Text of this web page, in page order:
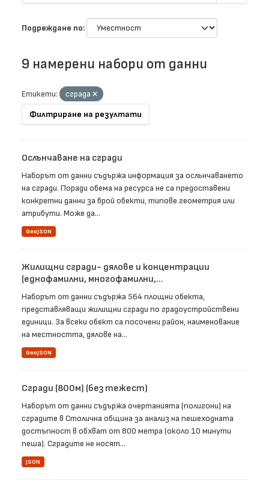
Подреждане по
9 намерени набори от данни
Етикети:
сграда
Филтриране на резултати
Ослънчаване на сгради
Наборът от данни съдържа информация за ослънчаването
на сгради. Поради обема на ресурса не са предоставени
конкретни данни за брой обекти, типове геометрия или
атрибути. Може да...
GeoJSON
Жилищни сгради- дялове и концентрации
(еднофамилни, многофамилни,...
Наборът от данни съдържа 564 площни обекта,
представляващи жилищни сгради по градоустройствени
единици. За всеки обект са посочени район, наименование
на местността, дялове на...
GeoJSON
Сгради (800м) (без тежест)
Наборът от данни съдържа очертанията (полигони) на
сградите в Столична община за анализ на пешеходната
достъпност в обхват от 800 метра (около 10 минути
пеша). Сградите не носят...
JSON